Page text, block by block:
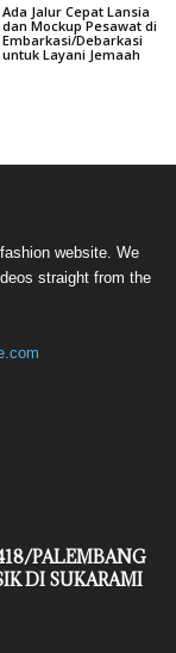
Ada Jalur Cepat Lansia
dan Mockup Pesawat di
Embarkasi/Debarkasi
untuk Layani Jemaah
website. We
straight from the
PALEMBANG
DI SUKARAMI